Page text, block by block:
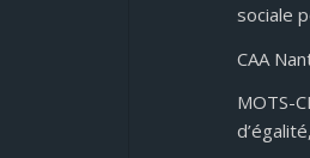
sociale
CAA
MOTS-